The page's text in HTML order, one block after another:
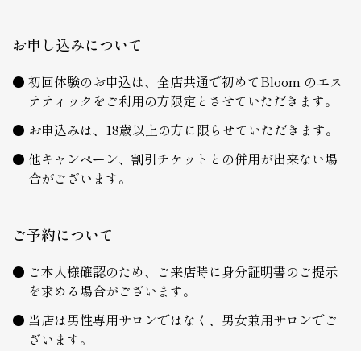
お申し込みについて
初回体験のお申込は、全店共通で初めてBloom のエス
テティックをご利用の方限定とさせていただきます。
お申込みは、18歳以上の方に限らせていただきます。
他キャンペーン、割引チケットとの併用が出来ない場
合がございます。
ご予約について
ご本人様確認のため、ご来店時に身分証明書のご提示
を求める場合がございます。
当店は男性専用サロンではなく、男女兼用サロンでご
ざいます。